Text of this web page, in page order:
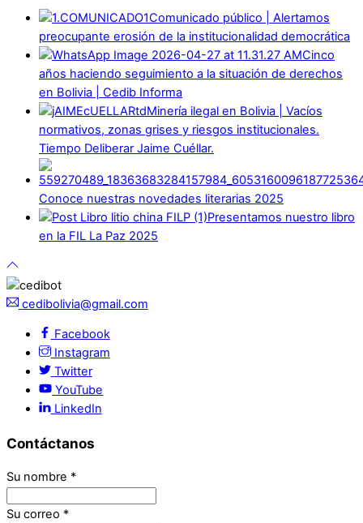
Comunicado público | Alertamos
preocupante erosión de la institucionalidad democrática
Cinco
años haciendo seguimiento a la situación de derechos
en Bolivia | Cedib Informa
Minería ilegal en Bolivia | Vacíos
normativos, zonas grises y riesgos institucionales.
Tiempo Deliberar Jaime Cuéllar.
Conoce nuestras novedades literarias 2025
Presentamos nuestro libro
en la FIL La Paz 2025
cedibolivia@gmail.com
Facebook
Instagram
Twitter
YouTube
LinkedIn
Contáctanos
Su nombre *
Su correo *